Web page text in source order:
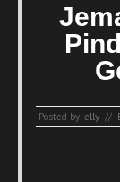
Posted by: elly //